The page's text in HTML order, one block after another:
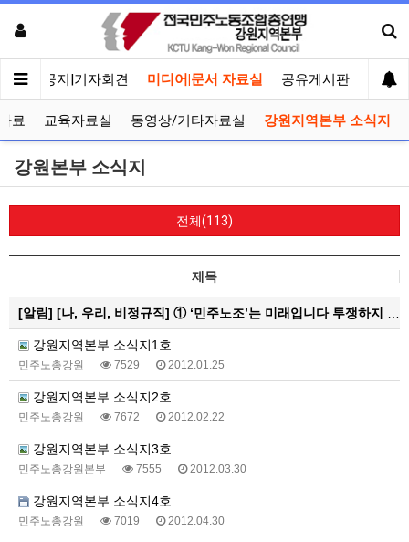
인 공지|기자회견 미디어|문서 자료실 공유게시판 선거
료 교육자료실 동영상/기타자료실 강원지역본부 소식지
강원본부 소식지
전체(113)
제목
[알림] [나, 우리, 비정규직] ① ‘민주노조’는 미래입니다 투쟁하지 않으면 쟁취하지 못합니다
강원지역본부 소식지1호
민주노총강원 7529 2012.01.25
강원지역본부 소식지2호
민주노총강원 7672 2012.02.22
강원지역본부 소식지3호
민주노총강원본부 7555 2012.03.30
강원지역본부 소식지4호
민주노총강원 7019 2012.04.30